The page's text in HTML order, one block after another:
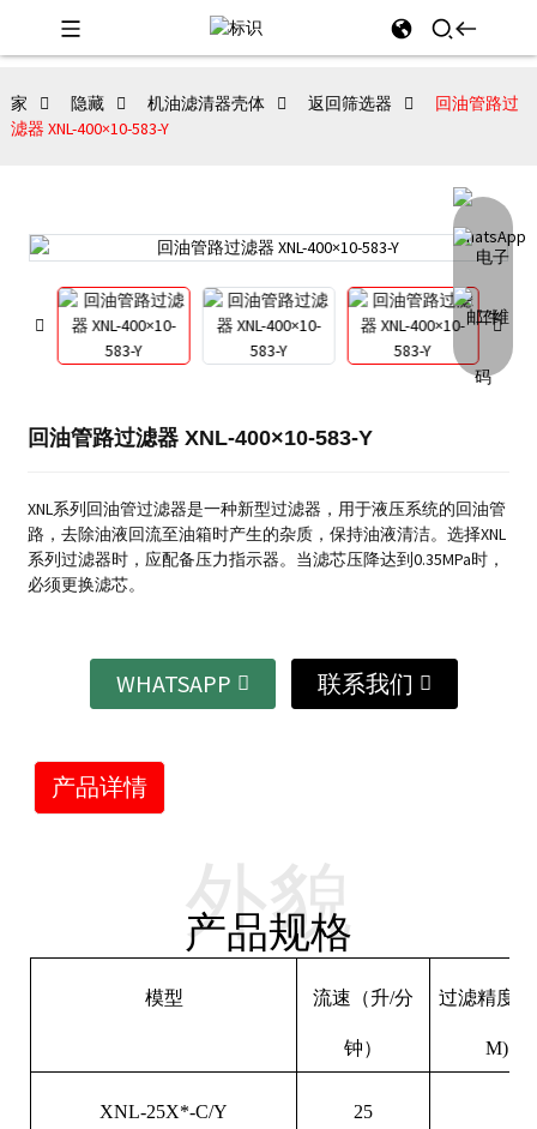
家 隐藏 机油滤清器壳体 返回筛选器
回油管路过
滤器 XNL-400×10-583-Y
回油管路过滤器 XNL-400×10-583-Y
XNL系列回油管过滤器是一种新型过滤器，用于液压系统的回油管
路，去除油液回流至油箱时产生的杂质，保持油液清洁。选择XNL
系列过滤器时，应配备压力指示器。当滤芯压降达到0.35MPa时，
必须更换滤芯。
WHATSAPP 联系我们
产品详情
产品规格
外貌
模型 流速（升/分
钟）
过滤精度（
M)
XNL-25X*-C/Y 25